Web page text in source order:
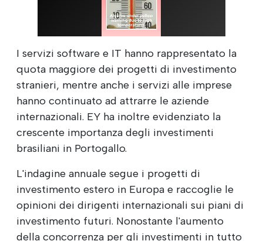
I servizi software e IT hanno rappresentato la
quota maggiore dei progetti di investimento
stranieri, mentre anche i servizi alle imprese
hanno continuato ad attrarre le aziende
internazionali. EY ha inoltre evidenziato la
crescente importanza degli investimenti
brasiliani in Portogallo.
L'indagine annuale segue i progetti di
investimento estero in Europa e raccoglie le
opinioni dei dirigenti internazionali sui piani di
investimento futuri. Nonostante l'aumento
della concorrenza per gli investimenti in tutto